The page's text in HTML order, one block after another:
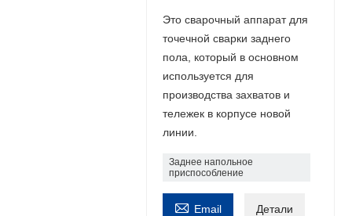
Это сварочный аппарат для
точечной сварки заднего
пола, который в основном
используется для
производства захватов и
тележек в корпусе новой
линии.
Заднее напольное
приспособление
 Email Детали